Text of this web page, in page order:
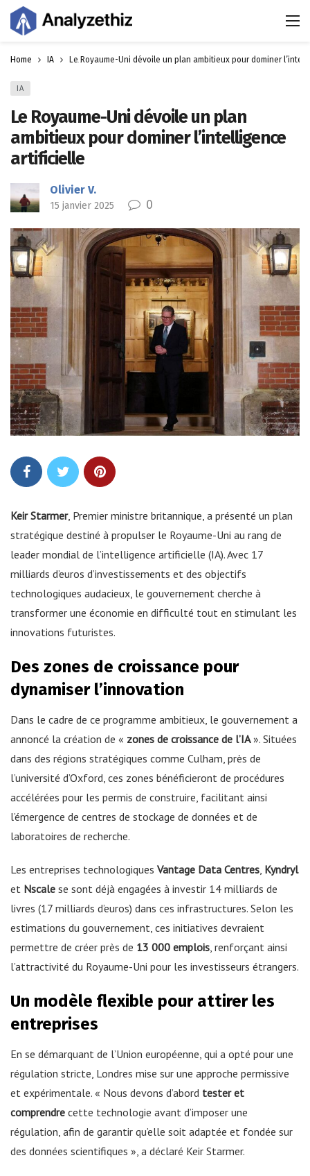
Home IA Le Royaume-Uni dévoile un plan ambitieux pour dominer
IA
Le Royaume-Uni dévoile un plan
ambitieux pour dominer l’intelligence
artificielle
Olivier V.
15 janvier 2025 0
Keir Starmer, Premier ministre britannique, a présenté un plan
stratégique destiné à propulser le Royaume-Uni au rang de
leader mondial de l’intelligence artificielle (IA). Avec 17
milliards d’euros d’investissements et des objectifs
technologiques audacieux, le gouvernement cherche à
transformer une économie en difficulté tout en stimulant les
innovations futuristes.
Des zones de croissance pour
dynamiser l’innovation
Dans le cadre de ce programme ambitieux, le gouvernement a
annoncé la création de « zones de croissance de l’IA». Situées
dans des régions stratégiques comme Culham, près de
l’université d’Oxford, ces zones bénéficieront de procédures
accélérées pour les permis de construire, facilitant ainsi
l’émergence de centres de stockage de données et de
laboratoires de recherche.
Les entreprises technologiques Vantage Data Centres Kyndryl
et Nscale se sont déjà engagées à investir 14 milliards de
livres (17 milliards d’euros) dans ces infrastructures. Selon les
estimations du gouvernement, ces initiatives devraient
permettre de créer près de 13 000 emplois , renforçant ainsi
l’attractivité du Royaume-Uni pour les investisseurs étrangers.
Un modèle flexible pour attirer les
entreprises
En se démarquant de l’Union européenne, qui a opté pour une
régulation stricte, Londres mise sur une approche permissive
et expérimentale. « Nous devons d’abord tester et
comprendre cette technologie avant d’imposer une
régulation, afin de garantir qu’elle soit adaptée et fondée sur
des données scientifiques », a déclaré Keir Starmer.